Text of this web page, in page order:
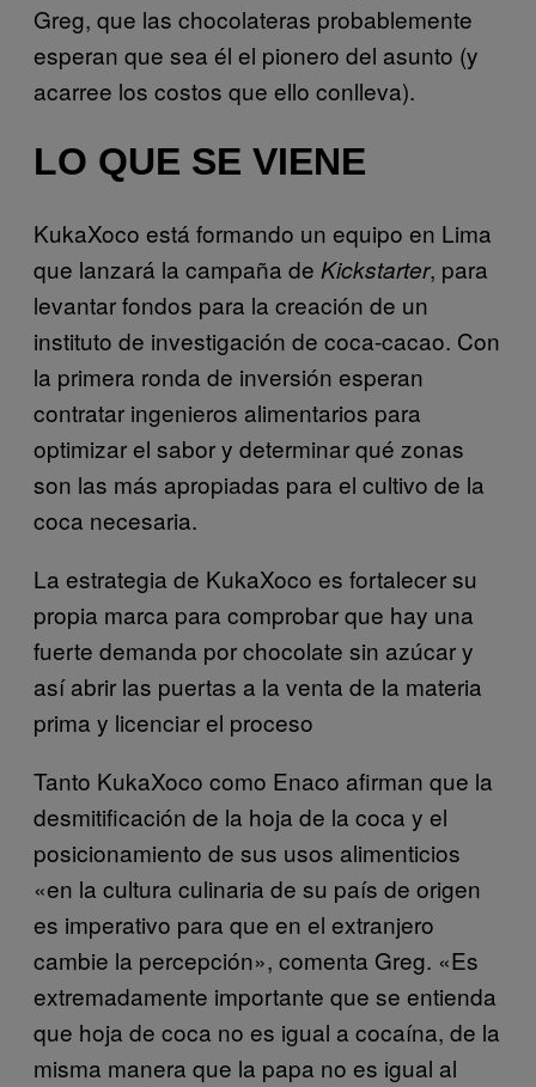
Greg, que las chocolateras probablemente
esperan que sea él el pionero del asunto (y
acarree los costos que ello conlleva).
LO QUE SE VIENE
KukaXoco está formando un equipo en Lima
que lanzará la campaña de Kickstarter, para
levantar fondos para la creación de un
instituto de investigación de coca-cacao. Con
la primera ronda de inversión esperan
contratar ingenieros alimentarios para
optimizar el sabor y determinar qué zonas
son las más apropiadas para el cultivo de la
coca necesaria.
La estrategia de KukaXoco es fortalecer su
propia marca para comprobar que hay una
fuerte demanda por chocolate sin azúcar y
así abrir las puertas a la venta de la materia
prima y licenciar el proceso
Tanto KukaXoco como Enaco afirman que la
desmitificación de la hoja de la coca y el
posicionamiento de sus usos alimenticios
«en la cultura culinaria de su país de origen
es imperativo para que en el extranjero
cambie la percepción», comenta Greg. «Es
extremadamente importante que se entienda
que hoja de coca no es igual a cocaína, de la
misma manera que la papa no es igual al